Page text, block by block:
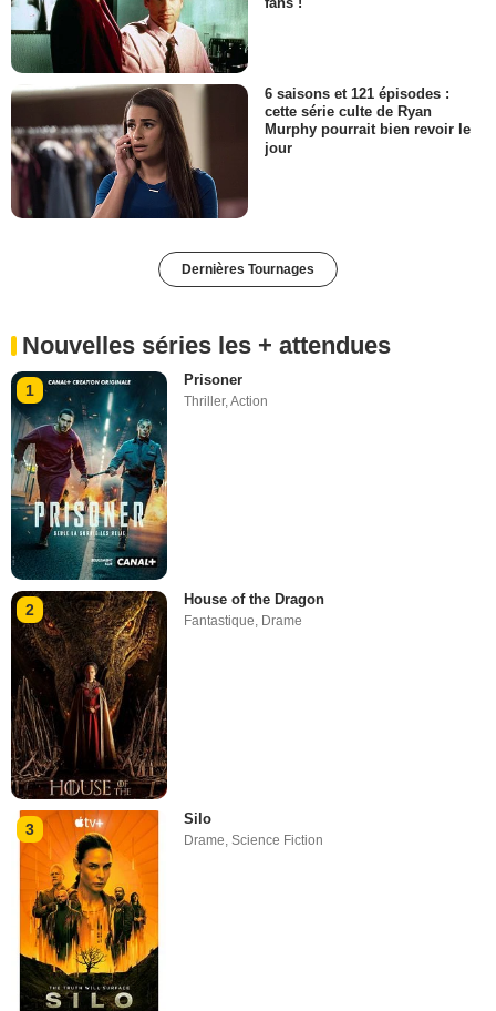
6 saisons et 121 épisodes :
cette série culte de Ryan
Murphy pourrait bien revoir le
jour
Dernières Tournages
Nouvelles séries les + attendues
1
Prisoner
Thriller,Action
2
House of the Dragon
Fantastique, Drame
3
Silo
Drame,Science Fiction